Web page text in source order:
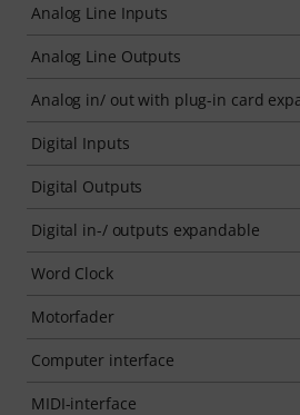
Analog Line Inputs
Analog Line Outputs
Analog in/ out with plug-in card
Digital Inputs
Digital Outputs
Digital in-/ outputs expandable
Word Clock
Motorfader
Computer interface
MIDI-interface